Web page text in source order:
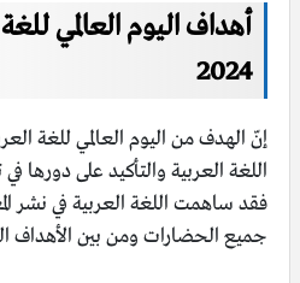
2024
إنّ الهدف من اليوم العالمي للغة
اللغة العربية والتأكيد على دورها
فقد ساهمت اللغة العربية في نشر
جميع الحضارات ومن بين الأهداف